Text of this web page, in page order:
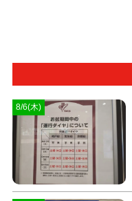
8/6(木)